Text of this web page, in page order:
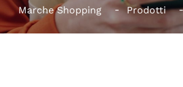
Marche Shopping Prodotti